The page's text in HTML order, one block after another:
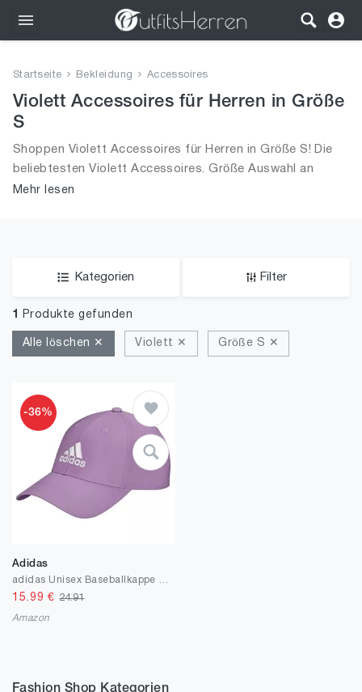
Bekleidung
Schuhe
Startseite Bekleidung Accessoires
Violett Accessoires für Herren in Größe
S
Shoppen Violett Accessoires für Herren in Größe S! Die
beliebtesten Violett Accessoires. Größe Auswahl an
Violett Accessoires in Größe S und alle Trends aus 2026
Mehr lesen
Kategorien Filter
1 Produkte gefunden
Alle löschen ✕ Violett ✕ Größe S ✕
-36%
Adidas
15.99 €24.91
Amazon
Fashion Shop Kategorien